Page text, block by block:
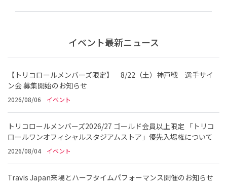
イベント最新ニュース
【トリコロールメンバーズ限定】 8/22（土）神戸戦 選手サイ
ン会 募集開始のお知らせ
2026/08/06 イベント
トリコロールメンバーズ2026/27 ゴールド会員以上限定 「トリコ
ロールワンオフィシャルスタジアムストア」優先入場権について
2026/08/04 イベント
Travis Japan来場とハーフタイムパフォーマンス開催のお知らせ